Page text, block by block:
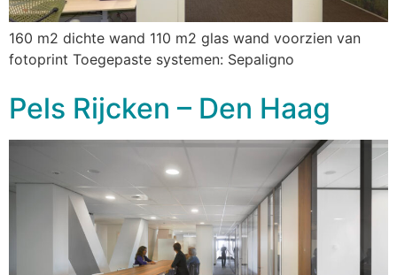
160 m2 dichte wand 110 m2 glas wand voorzien van
fotoprint Toegepaste systemen: Sepaligno
Pels Rijcken – Den Haag